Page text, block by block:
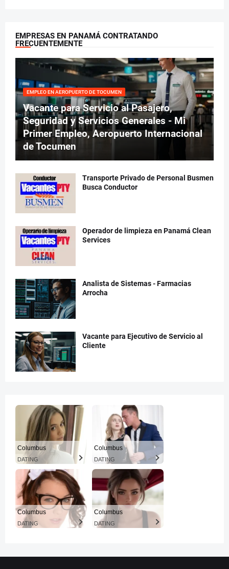
EMPRESAS EN PANAMÁ CONTRATANDO
FRECUENTEMENTE
EMPLEO EN AEROPUERTO DE TOCUMEN
Vacante para Servicio al Pasajero,
Seguridad y Servicios Generales - Mi
Primer Empleo, Aeropuerto Internacional
de Tocumen
Transporte Privado de Personal Busmen
Busca Conductor
Operador de limpieza en Panamá Clean
Services
Analista de Sistemas - Farmacias
Arrocha
Vacante para Ejecutivo de Servicio al
Cliente
Columbus
DATING
Columbus
DATING
Columbus
DATING
Columbus
DATING